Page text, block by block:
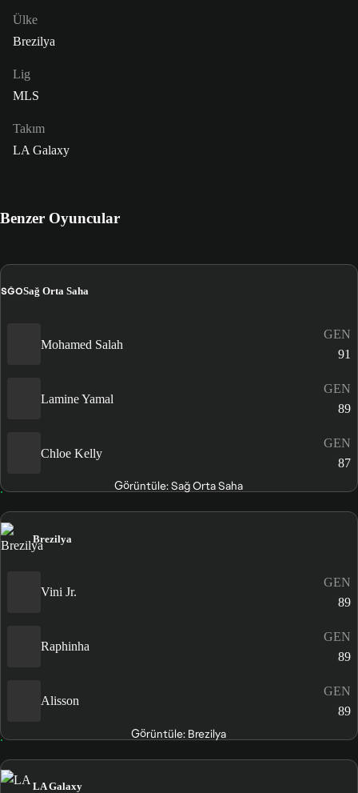
Ülke
Brezilya
Lig
MLS
Takım
LA Galaxy
Benzer Oyuncular
SĞOSağ Orta Saha
Mohamed Salah
GEN
91
Lamine Yamal
GEN
89
Chloe Kelly
GEN
87
Görüntüle: Sağ Orta Saha
Brezilya
Vini Jr.
GEN
89
Raphinha
GEN
89
Alisson
GEN
89
Görüntüle: Brezilya
LA Galaxy